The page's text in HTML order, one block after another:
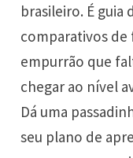
brasileiro. É guia
comparativos de
empurrão que
chegar ao nível
Dá uma
seu plano de